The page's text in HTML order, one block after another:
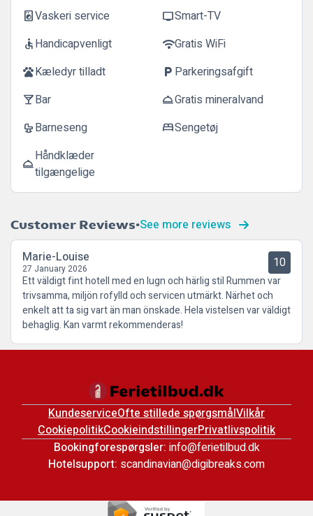
local_laundry_serviceVaskeri service tvSmart-TV
accessibleHandicapvenligt wifiGratis WiFi
petsKæledyr tilladt local_parking Parkeringsafgift
local_barBar room_serviceGratis mineralvand
cribBarneseng bedSengetøj
room_serviceHåndklæder
tilgængelige
Customer Reviews See more reviews
Marie-Louise
27 January 2026 10
Ett väldigt fint hotell med en lugn och härlig stil Rummen var
trivsamma, miljön rofylld och servicen utmärkt. Närhet och
enkelt att ta sig vart än man önskade. Hela vistelsen var väldigt
behaglig. Kan varmt rekommenderas!
KundeserviceOfte stillede spørgsmålVilkår
CookiepolitikCookieindstillingerPrivatlivspolitik
Bookingforespørgsler: info@ferietilbud.dk
Hotelsupport: scandinavian@digibreaks.com